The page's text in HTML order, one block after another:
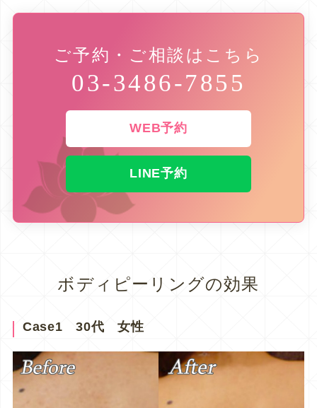
ご予約・ご相談はこちら
03-3486-7855
WEB予約
LINE予約
ボディピーリングの効果
Case1 30代 女性